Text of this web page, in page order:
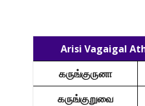
Arisi Vagaigal
கருங்குருனா
கருங்குறுவை